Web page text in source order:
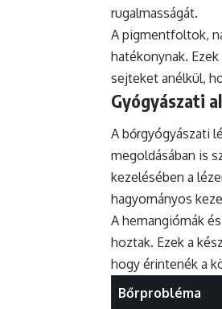
rugalmasságát.
A pigmentfoltok,
hatékonynak.
sejteket anélkül,
Gyógyászati
A bőrgyógyászati
megoldásában is
kezelésében a
hagyományos
A hemangiómák
hoztak. Ezek a
hogy érintenék a
Bőrprobléma